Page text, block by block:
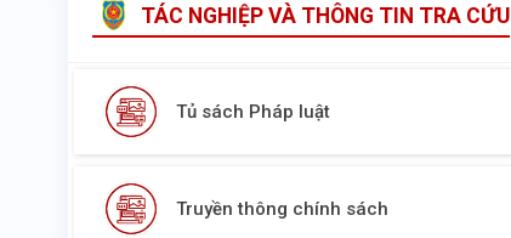
TÁC NGHIỆP VÀ THÔNG TIN TRA CỨU
Tủ sách Pháp luật
Truyền thông chính sách